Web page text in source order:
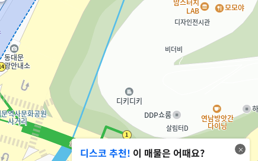
디스코 추천! 이 매물은 어때요?